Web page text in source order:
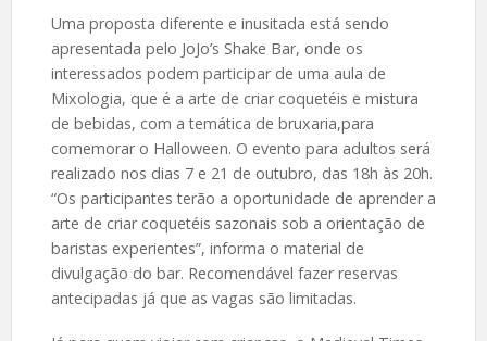
Uma proposta diferente e inusitada está sendo
apresentada pelo JoJo’s Shake Bar, onde os
interessados podem participar de uma aula de
Mixologia, que é a arte de criar coquetéis e mistura
de bebidas, com a temática de bruxaria,para
comemorar o Halloween. O evento para adultos será
realizado nos dias 7 e 21 de outubro, das 18h às 20h.
“Os participantes terão a oportunidade de aprender a
arte de criar coquetéis sazonais sob a orientação de
baristas experientes”, informa o material de
divulgação do bar. Recomendável fazer reservas
antecipadas já que as vagas são limitadas.